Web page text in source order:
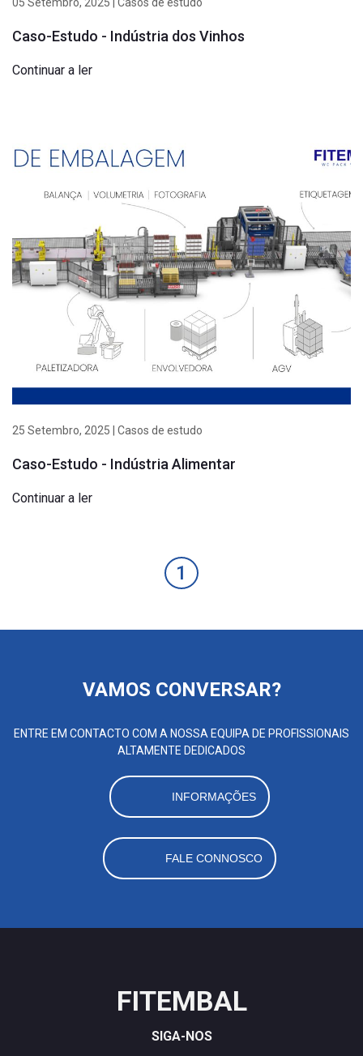
Caso-Estudo - Indústria dos Vinhos
Continuar a ler
25 Setembro, 2025 | Casos de estudo
Caso-Estudo - Indústria Alimentar
Continuar a ler
1
VAMOS CONVERSAR?
ENTRE EM CONTACTO COM A NOSSA EQUIPA DE PROFISSIONAIS
ALTAMENTE DEDICADOS
INFORMAÇÕES
FALE CONNOSCO
FITEMBAL
SIGA-NOS